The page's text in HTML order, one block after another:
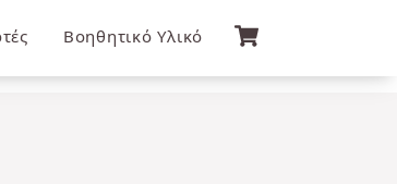
Βοηθητικό Υλικό